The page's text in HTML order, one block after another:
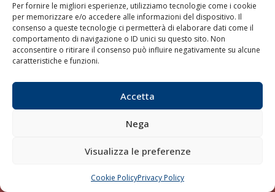
Per fornire le migliori esperienze, utilizziamo tecnologie come i cookie
per memorizzare e/o accedere alle informazioni del dispositivo. Il
consenso a queste tecnologie ci permetterà di elaborare dati come il
comportamento di navigazione o ID unici su questo sito. Non
acconsentire o ritirare il consenso può influire negativamente su alcune
caratteristiche e funzioni.
Accetta
Nega
Visualizza le preferenze
Cookie PolicyPrivacy Policy
Shipping
Porti/Interporti
Trasporti
Blue economy
Chi siamo
Contatti
CHIAMA SCRIVI